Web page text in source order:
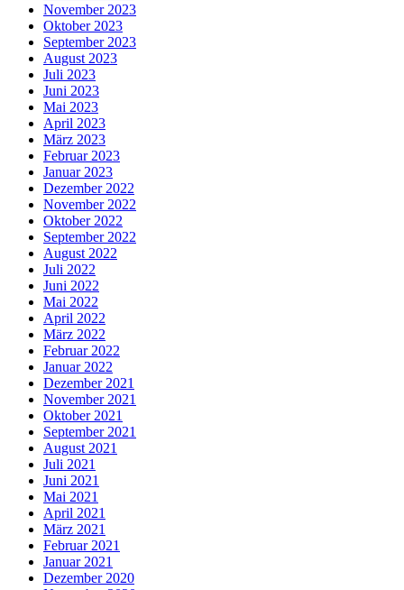
November 2023
Oktober 2023
September 2023
August 2023
Juli 2023
Juni 2023
Mai 2023
April 2023
März 2023
Februar 2023
Januar 2023
Dezember 2022
November 2022
Oktober 2022
September 2022
August 2022
Juli 2022
Juni 2022
Mai 2022
April 2022
März 2022
Februar 2022
Januar 2022
Dezember 2021
November 2021
Oktober 2021
September 2021
August 2021
Juli 2021
Juni 2021
Mai 2021
April 2021
März 2021
Februar 2021
Januar 2021
Dezember 2020